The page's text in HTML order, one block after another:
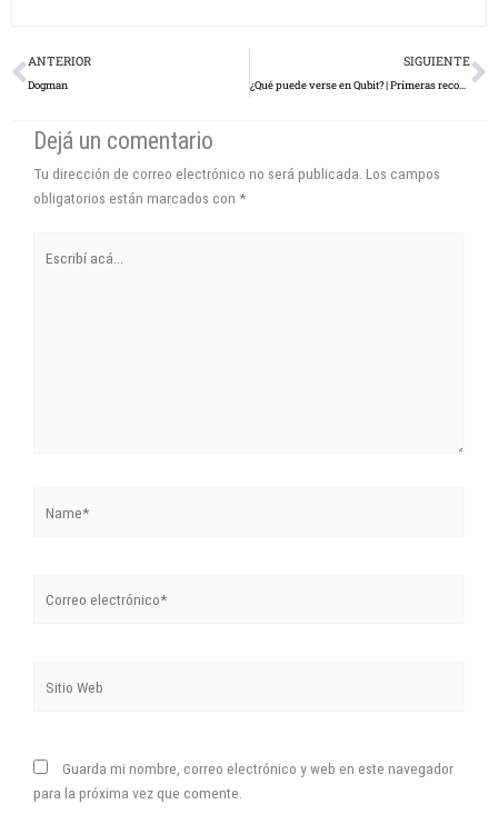
Prev
ANTERIOR
Dogman
SIGUIENTE
¿Qué puede verse en Qubit? | Primeras recomendaciones
Dejá un comentario
Tu dirección de correo electrónico no será publicada. Los campos
obligatorios están marcados con *
acá...
electrónico*
Web
Guarda mi nombre, correo electrónico y web en este navegador
para la próxima vez que comente.